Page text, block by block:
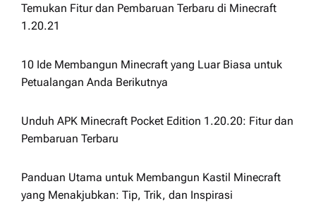
Temukan Fitur dan Pembaruan Terbaru di Minecraft
1.20.21
10 Ide Membangun Minecraft yang Luar Biasa untuk
Petualangan Anda Berikutnya
Unduh APK Minecraft Pocket Edition 1.20.20: Fitur dan
Pembaruan Terbaru
Panduan Utama untuk Membangun Kastil Minecraft
yang Menakjubkan: Tip, Trik, dan Inspirasi